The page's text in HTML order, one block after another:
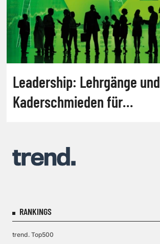
Leadership: Lehrgänge und
Kaderschmieden für
RANKINGS
trend. Top500